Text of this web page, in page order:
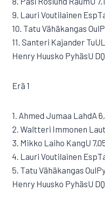
9. Lauri Voutilainen
10. Tatu Vähäkangas
11. Santeri Kajander
Henry Huusko PyhäsU DQ
Erä 1
1. Ahmed Jumaa LahdA
2. Waltteri Immonen
3. Mikko Laiho KangU
4. Lauri Voutilainen
5. Tatu Vähäkangas OulPy
Henry Huusko PyhäsU DQ